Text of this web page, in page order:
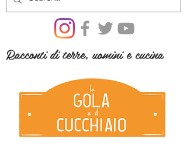
Racconti di terre, uomini e cucina